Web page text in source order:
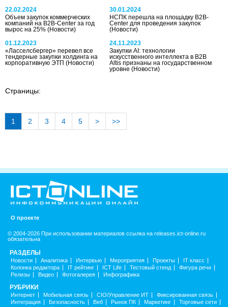
22.02.2024
Объем закупок коммерческих
компаний на B2B-Center за год
вырос на 25% (Новости)
30.01.2024
НСПК перешла на площадку B2B-
Center для проведения закупок
(Новости)
01.12.2023
«Ласселсбергер» перевел все
тендерные закупки холдинга на
корпоративную ЭТП (Новости)
24.11.2023
Закупки AI: технологии
искусственного интеллекта в B2B
Altis признаны на государственном
уровне(Новости)
Страницы:
1 2 3 4 5 > >>
О проекте
© 2004-2026 При использовании материалов ссылка на releases.ict-online.ru
обязательна
РАЗДЕЛЫ
Новости Аналитика Интервью Мероприятия Проекты
IT класс
Колонка редактора
IT рейтинг ICT Life Тестовый стенд
Фигура речи
Релизы
Видео Фотогалерея Инфографика
РУБРИКИ
Интернет Мобильная связь CIO/Управление ИТ
Фиксированная связь
Интеграция
Безопасность Веб Рынок ПК Маркетинг
Торговые сети